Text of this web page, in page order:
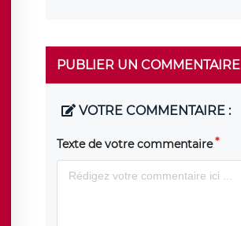
PUBLIER UN COMMENTAIRE
VOTRE COMMENTAIRE :
Texte de votre commentaire